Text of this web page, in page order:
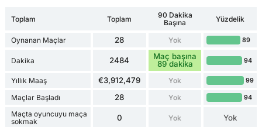
Toplam Toplam
90 Dakika
Başına
Yüzdelik
Oynanan Maçlar 28 Yok 89
Dakika 2484
Maç başına
89 dakika
94
Yıllık Maaş €3,912,479 Yok 99
Maçlar Başladı 28 Yok 94
Maçta oyuncuyu maça
sokmak
0 Yok Yok